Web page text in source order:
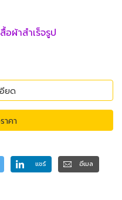
อผ้าสำเร็จรูป
ยด
าคา
แชร์
อีเมล